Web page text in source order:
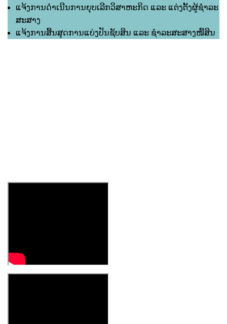
ແຈ້ງການດຳເນີນການຍຸບເລີກວິສາຫະກິດ ແລະ ແຕ່ງຕັ້ງຜູ້ຊຳລະ
ສະສາງ
ແຈ້ງການສິ້ນສຸດການແບ່ງປັນຊັບສິນ ແລະ ຊຳລະສະສາງໜີ້ສິນ